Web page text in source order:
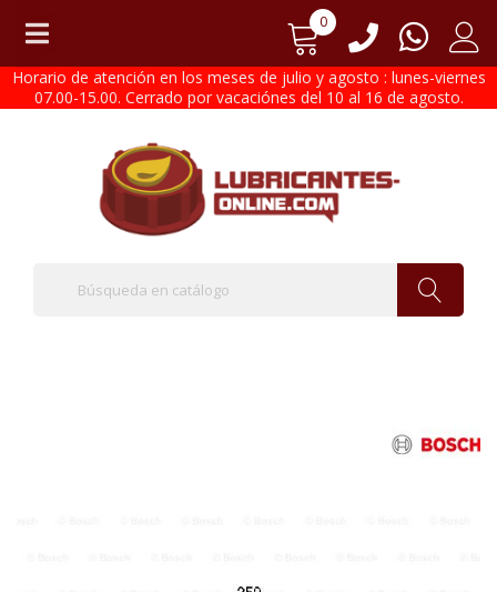
0
Horario de atención en los meses de julio y agosto : lunes-viernes
07.00-15.00. Cerrado por vacaciónes del 10 al 16 de agosto.